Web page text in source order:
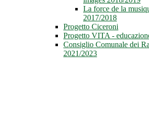
La force de la
2017/2018
Progetto Ciceroni
Progetto VITA -
Consiglio Comunale dei
2021/2023